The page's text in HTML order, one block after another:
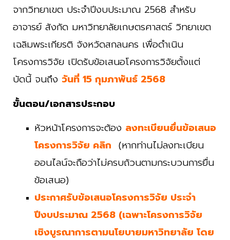
จากวิทยาเขต ประจำปีงบประมาณ 2568 สำหรับ
อาจารย์ สังกัด มหาวิทยาลัยเกษตรศาสตร์ วิทยาเขต
เฉลิมพระเกียรติ จังหวัดสกลนคร เพื่อดำเนิน
โครงการวิจัย เปิดรับข้อเสนอโครงการวิจัยตั้งแต่
บัดนี้ จนถึง วันที่ 15 กุมภาพันธ์ 2568
ขั้นตอน/เอกสารประกอบ
หัวหน้าโครงการจะต้อง ลงทะเบียนยื่นข้อเสนอ
โครงการวิจัย คลิก (หากท่านไม่ลงทะเบียน
ออนไลน์จะถือว่าไม่ครบถ้วนตามกระบวนการยื่น
ข้อเสนอ)
ประกาศรับข้อเสนอโครงการวิจัย ประจำ
ปีงบประมาณ 2568 (เฉพาะโครงการวิจัย
เชิงบูรณาการตามนโยบายมหาวิทยาลัย โดย